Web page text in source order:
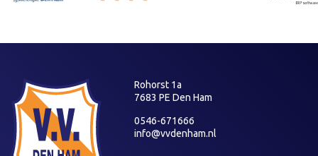
Rohorst 1a
7683 PE Den Ham
0546-671666
info@vvdenham.nl